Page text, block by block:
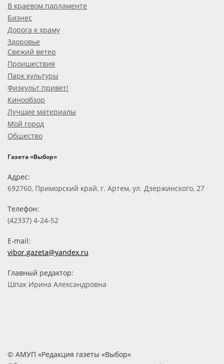
В краевом парламенте
Бизнес
Дорога к храму
Здоровье
Свежий ветер
Проишествия
Парк культуры
Физкульт привет!
Кинообзор
Лучшие материалы
Мой город
Общество
Газета «Выбор»
Адрес:
692760, Приморский край, г. Артем, ул. Дзержинского, 27
Телефон:
(42337) 4-24-52
E-mail:
vibor.gazeta@yandex.ru
Главный редактор:
Шпак Ирина Александровна
© АМУП «Редакция газеты «Выбор»